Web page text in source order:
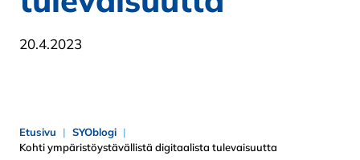
20.4.2023
Etusivu
SYOblogi
Kohti ympäristöystävällistä digitaalista tulevaisuutta